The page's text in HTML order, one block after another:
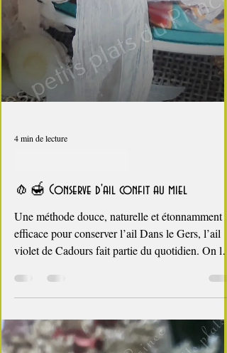
4 min de lecture
Remèdes de Grand mère
🧄🍯 Conserve d'ail confit au miel
efficace pour conserver l’ail Dans le Gers, l’ail
violet de Cadours fait partie du quotidien. On le